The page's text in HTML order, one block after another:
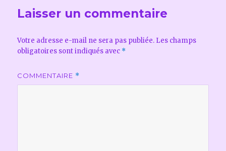
Laisser un commentaire
Votre adresse e-mail ne sera pas publiée. Les champs
obligatoires sont indiqués avec *
COMMENTAIRE *